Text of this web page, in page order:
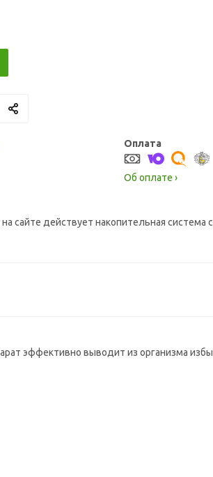
Оплата
Об оплате ›
сайте действует накопительная система
эффективно выводит из организма